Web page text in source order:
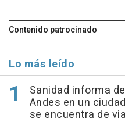
Contenido patrocinado
Lo más leído
Sanidad informa
Andes en un
se encuentra de